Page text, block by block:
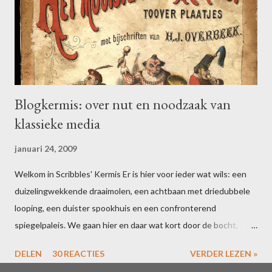
o
n
Blogkermis: over nut en noodzaak van
klassieke media
januari 24, 2009
Welkom in Scribbles' Kermis Er is hier voor ieder wat wils: een
duizelingwekkende draaimolen, een achtbaan met driedubbele
looping, een duister spookhuis en een confronterend
spiegelpaleis. We gaan hier en daar wat kort door de bocht,
voor 16 februari een blogpost over uw ervaringen in één of meer
DELEN 30 REACTIES VERDER LEZEN »